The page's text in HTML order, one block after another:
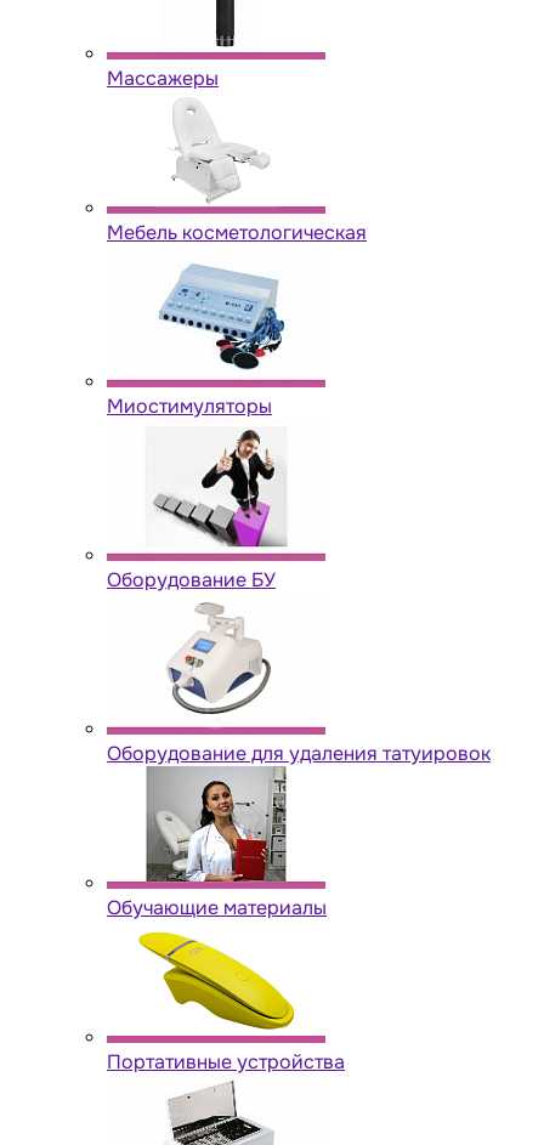
Массажеры
Мебель косметологическая
Миостимуляторы
Оборудование БУ
Оборудование для удаления татуировок
Обучающие материалы
Портативные устройства